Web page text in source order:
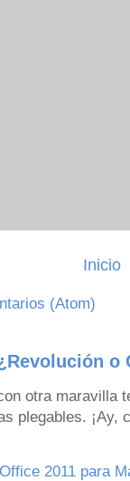
Inicio
(Atom)
o
otra maravilla
plegables. ¡Ay,
2011 para